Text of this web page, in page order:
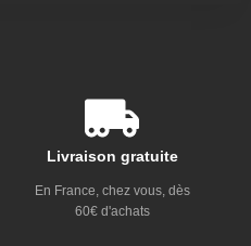
Livraison gratuite
En France, chez vous, dès
60€ d'achats